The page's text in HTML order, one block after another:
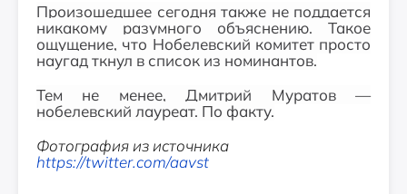
Произошедшее сегодня также не поддается
никакому разумного объяснению. Такое
ощущение, что Нобелевский комитет просто
наугад ткнул в список из номинантов.
Тем не менее, Дмитрий Муратов —
нобелевский лауреат. По факту.
Фотография из источника
https://twitter.com/aavst